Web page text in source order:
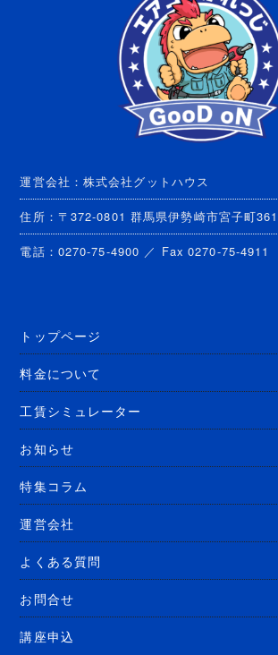
運営会社：株式会社グットハウス
住所：〒372-0801 群馬県伊勢崎市宮子町
電話：0270-75-4900 ／ Fax 0270-75-4911
トップページ
料金について
工賃シミュレーター
お知らせ
特集コラム
運営会社
よくある質問
お問合せ
講座申込